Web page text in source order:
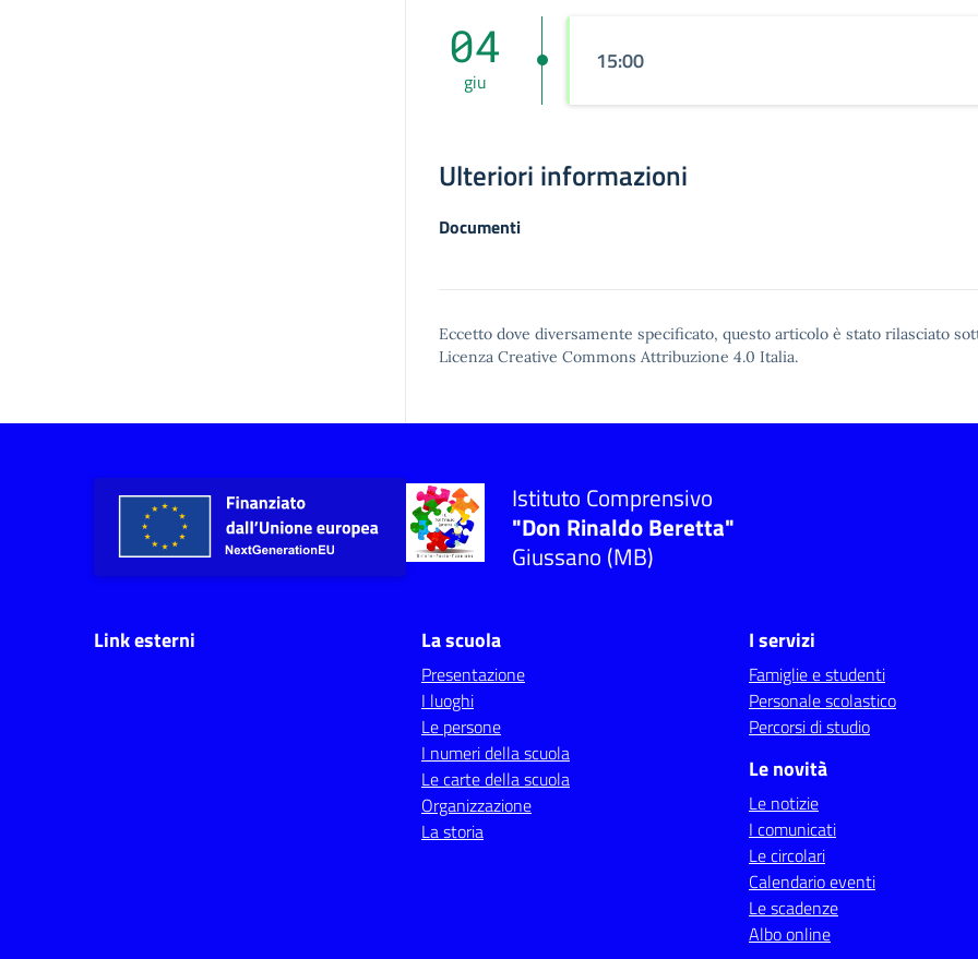
04
giu
15:00
Ulteriori informazioni
Documenti
Eccetto dove diversamente specificato, questo articolo è stato rilasciato
Licenza Creative Commons Attribuzione 4.0 Italia.
Istituto Comprensivo
"Don Rinaldo Beretta"
Giussano (MB)
Link esterni La scuola
Presentazione
I luoghi
Le persone
I numeri della scuola
Le carte della scuola
Organizzazione
La storia
I servizi
Famiglie e studenti
Personale scolastico
Percorsi di studio
Le novità
Le notizie
I comunicati
Le circolari
Calendario eventi
Le scadenze
Albo online